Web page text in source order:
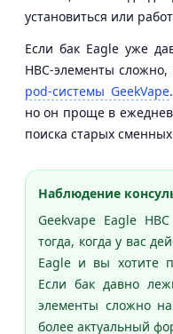
установиться или
Если бак Eagle уже
HBC-элементы
pod-системы GeekVape
но он проще в
поиска старых
Наблюдение
Geekvape Eagle
тогда, когда у вас
Eagle и вы хотите
Если бак давно
элементы сложно
более актуальный